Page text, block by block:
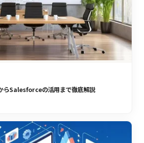
らSalesforceの活用まで徹底解説